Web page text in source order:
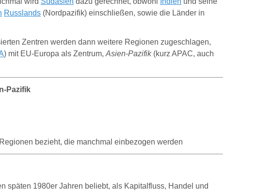
Russlands (Nordpazifik) einschließen, sowie die Länder in
Zentren werden dann weitere Regionen zugeschlagen,
) mit EU-Europa als Zentrum, Asien-Pazifik(kurz APAC, auch
Pazifik
bezieht, die manchmal einbezogen werden
späten 1980er Jahren beliebt, als Kapitalfluss, Handel und